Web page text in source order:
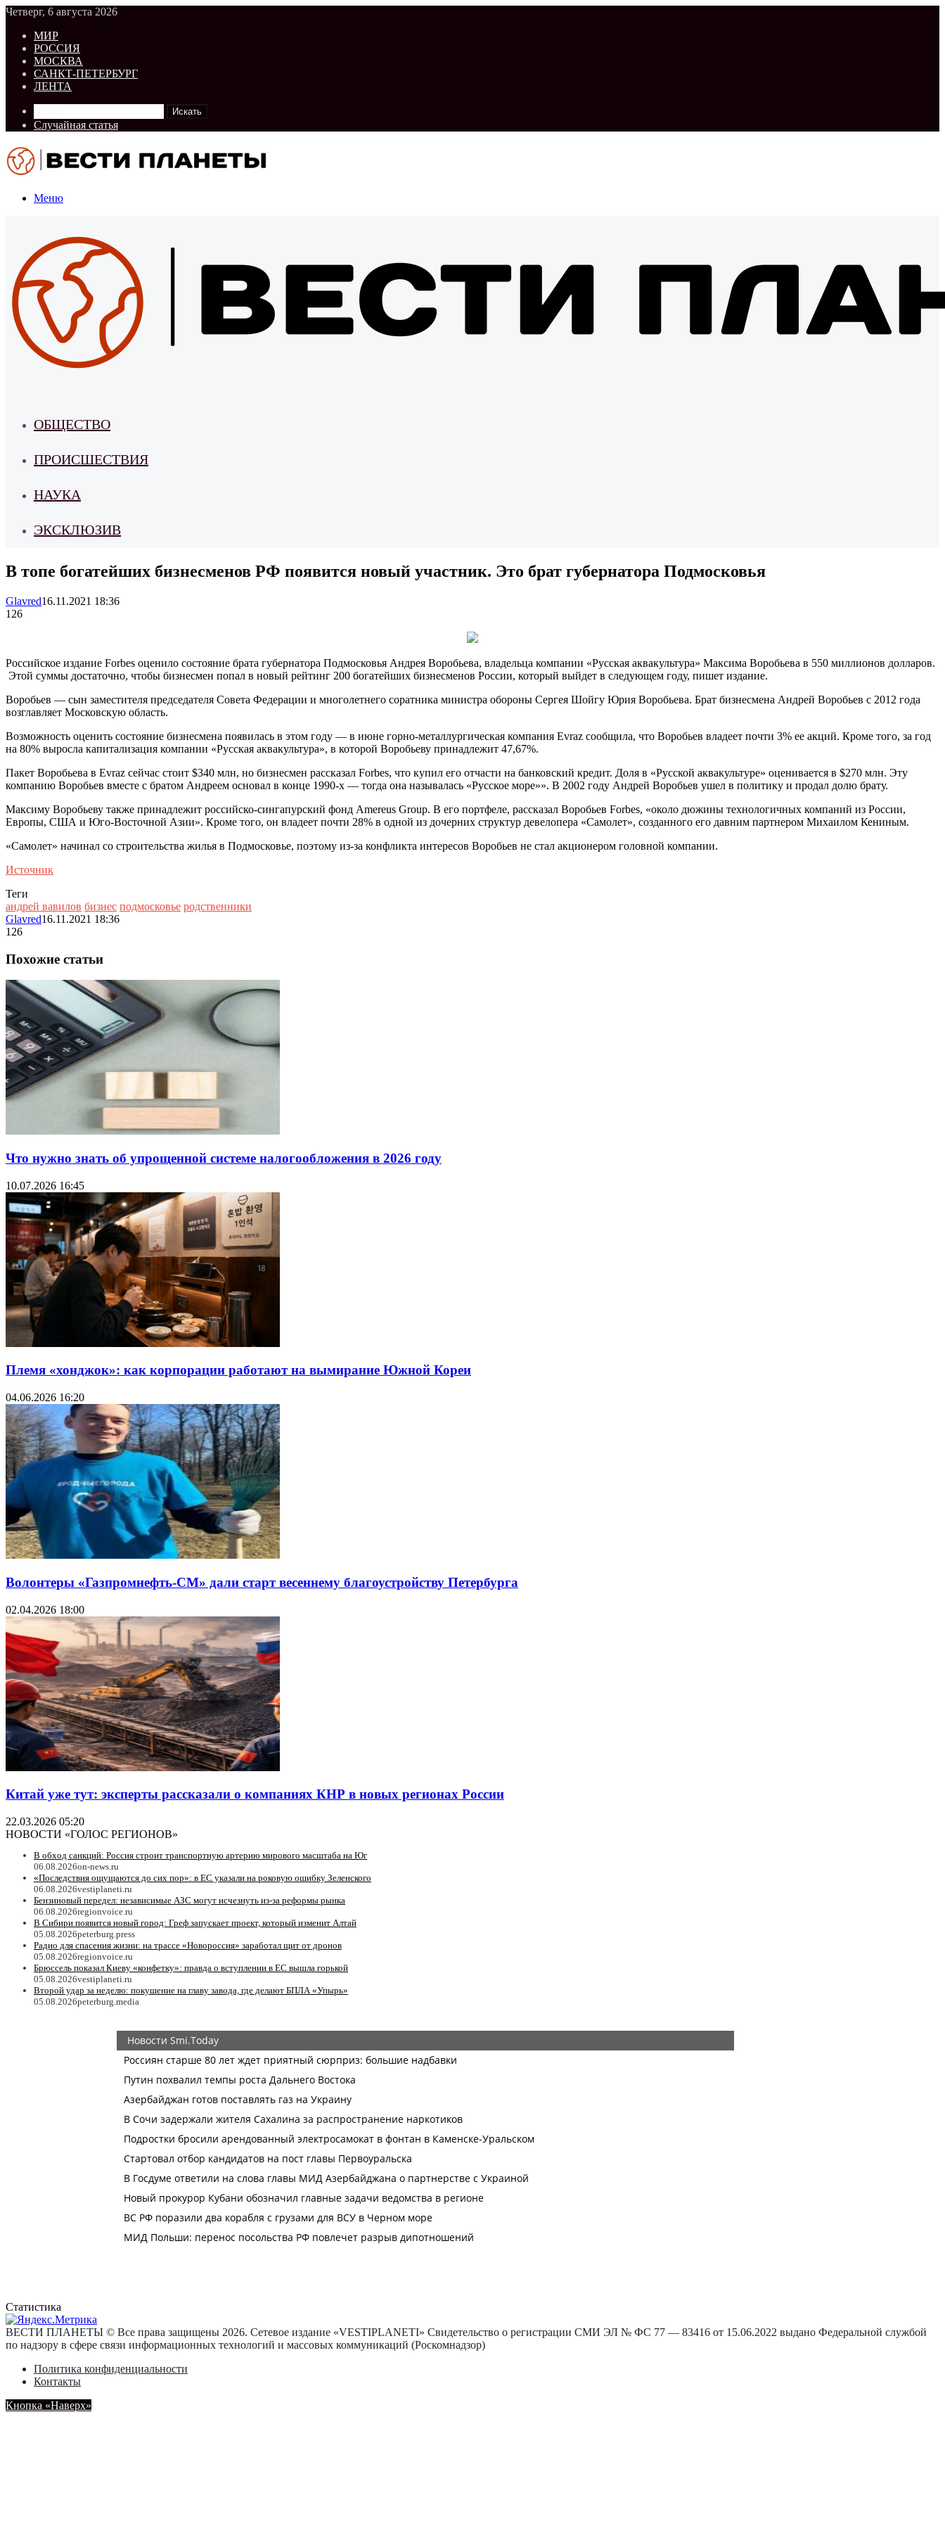
Четверг, 6 августа 2026
МИР
РОССИЯ
МОСКВА
САНКТ-ПЕТЕРБУРГ
ЛЕНТА
Искать
Случайная статья
Меню
ОБЩЕСТВО
ПРОИСШЕСТВИЯ
НАУКА
ЭКСКЛЮЗИВ
В топе богатейших бизнесменов РФ появится новый участник. Это брат губернатора Подмосковья
Glavred16.11.2021 18:36
126
Российское издание Forbes оценило состояние брата губернатора Подмосковья Андрея Воробьева, владельца компании «Русская аквакультура» Максима Воробьева в 550 миллионов долларов.
Этой суммы достаточно, чтобы бизнесмен попал в новый рейтинг 200 богатейших бизнесменов России, который выйдет в следующем году, пишет издание.
Воробьев — сын заместителя председателя Совета Федерации и многолетнего соратника министра обороны Сергея Шойгу Юрия Воробьева. Брат бизнесмена Андрей Воробьев с 2012 года
возглавляет Московскую область.
Возможность оценить состояние бизнесмена появилась в этом году — в июне горно-металлургическая компания Evraz сообщила, что Воробьев владеет почти 3% ее акций. Кроме того, за год
на 80% выросла капитализация компании «Русская аквакультура», в которой Воробьеву принадлежит 47,67%.
Пакет Воробьева в Evraz сейчас стоит $340 млн, но бизнесмен рассказал Forbes, что купил его отчасти на банковский кредит. Доля в «Русской аквакультуре» оценивается в $270 млн. Эту
компанию Воробьев вместе с братом Андреем основал в конце 1990-х — тогда она называлась «Русское море»». В 2002 году Андрей Воробьев ушел в политику и продал долю брату.
Максиму Воробьеву также принадлежит российско-сингапурский фонд Amereus Group. В его портфеле, рассказал Воробьев Forbes, «около дюжины технологичных компаний из России,
Европы, США и Юго-Восточной Азии». Кроме того, он владеет почти 28% в одной из дочерних структур девелопера «Самолет», созданного его давним партнером Михаилом Кениным.
«Самолет» начинал со строительства жилья в Подмосковье, поэтому из-за конфликта интересов Воробьев не стал акционером головной компании.
Источник
Теги
андрей вавилов бизнес подмосковье родственники
Glavred16.11.2021 18:36
126
Похожие статьи
Что нужно знать об упрощенной системе налогообложения в 2026 году
10.07.2026 16:45
Племя «хонджок»: как корпорации работают на вымирание Южной Кореи
04.06.2026 16:20
Волонтеры «Газпромнефть-СМ» дали старт весеннему благоустройству Петербурга
02.04.2026 18:00
Китай уже тут: эксперты рассказали о компаниях КНР в новых регионах России
22.03.2026 05:20
НОВОСТИ «ГОЛОС РЕГИОНОВ»
В обход санкций: Россия строит транспортную артерию мирового масштаба на Юг
06.08.2026on-news.ru
«Последствия ощущаются до сих пор»: в ЕС указали на роковую ошибку Зеленского
06.08.2026vestiplaneti.ru
Бензиновый передел: независимые АЗС могут исчезнуть из-за реформы рынка
06.08.2026regionvoice.ru
В Сибири появится новый город: Греф запускает проект, который изменит Алтай
05.08.2026peterburg.press
Радио для спасения жизни: на трассе «Новороссия» заработал щит от дронов
05.08.2026regionvoice.ru
Брюссель показал Киеву «конфетку»: правда о вступлении в ЕС вышла горькой
05.08.2026vestiplaneti.ru
Второй удар за неделю: покушение на главу завода, где делают БПЛА «Упырь»
05.08.2026peterburg.media
Статистика
ВЕСТИ ПЛАНЕТЫ © Все права защищены 2026. Сетевое издание «VESTIPLANETI» Свидетельство о регистрации СМИ ЭЛ № ФС 77 — 83416 от 15.06.2022 выдано Федеральной службой
по надзору в сфере связи информационных технологий и массовых коммуникаций (Роскомнадзор)
Политика конфиденциальности
Контакты
Кнопка «Наверх»